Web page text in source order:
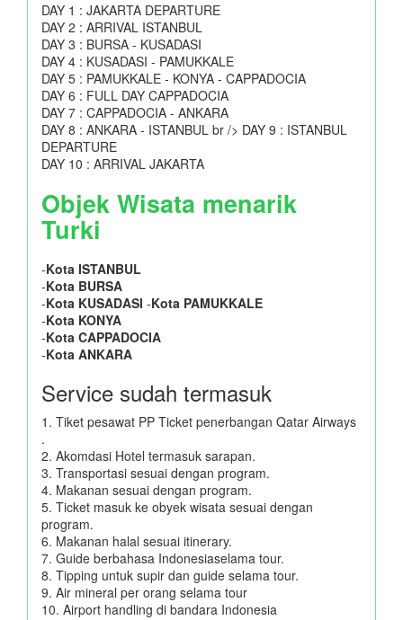
DAY 1 : JAKARTA DEPARTURE
DAY 2 : ARRIVAL ISTANBUL
DAY 3 : BURSA - KUSADASI
DAY 4 : KUSADASI - PAMUKKALE
DAY 5 : PAMUKKALE - KONYA - CAPPADOCIA
DAY 6 : FULL DAY CAPPADOCIA
DAY 7 : CAPPADOCIA - ANKARA
DAY 8 : ANKARA - ISTANBUL br /> DAY 9 : ISTANBUL
DEPARTURE
DAY 10 : ARRIVAL JAKARTA
Objek Wisata menarik
Turki
-Kota ISTANBUL
-Kota BURSA
-Kota KUSADASI -Kota PAMUKKALE
-Kota KONYA
-Kota CAPPADOCIA
-Kota ANKARA
Service sudah termasuk
1. Tiket pesawat PP Ticket penerbangan Qatar Airways
.
2. Akomdasi Hotel termasuk sarapan.
3. Transportasi sesuai dengan program.
4. Makanan sesuai dengan program.
5. Ticket masuk ke obyek wisata sesuai dengan
program.
6. Makanan halal sesuai itinerary.
7. Guide berbahasa Indonesiaselama tour.
8. Tipping untuk supir dan guide selama tour.
9. Air mineral per orang selama tour
10. Airport handling di bandara Indonesia